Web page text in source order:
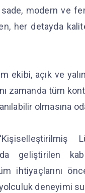
sade, modern ve
her detayda
ekibi, açık ve
zamanda tüm
olmasına
geliştirilen
ihtiyaçlarını
deneyimi